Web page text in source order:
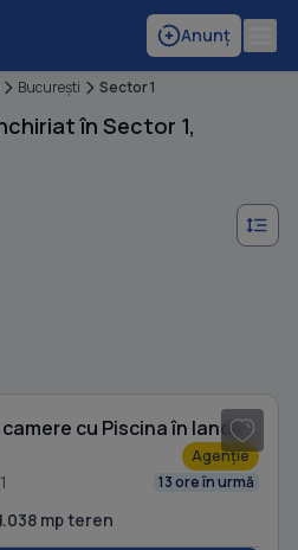
Anunț
Bucureşti Sector 1
în Sector 1,
Casă individuală cu 8 camere cu Piscina în Iancu Nicolae
Agenție
13 ore în urmă
mp teren